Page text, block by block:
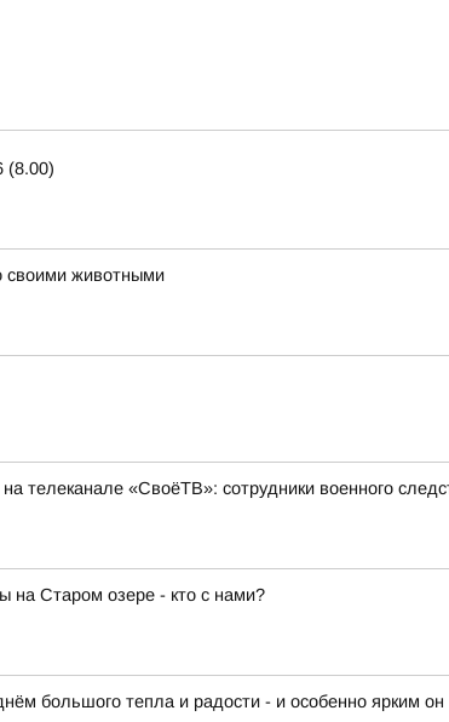
(8.00)
своими животными
телеканале «СвоёТВ»: сотрудники военного
на Старом озере - кто с нами?
большого тепла и радости - и особенно ярким